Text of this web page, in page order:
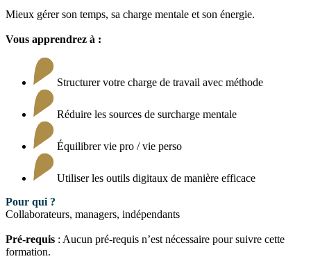
Mieux gérer son temps, sa charge mentale et son énergie.
Vous apprendrez à :
Structurer votre charge de travail avec méthode
Réduire les sources de surcharge mentale
Équilibrer vie pro / vie perso
Utiliser les outils digitaux de manière efficace
Pour qui ?
Collaborateurs, managers, indépendants
Pré-requis : Aucun pré-requis n’est nécessaire pour suivre cette
formation.